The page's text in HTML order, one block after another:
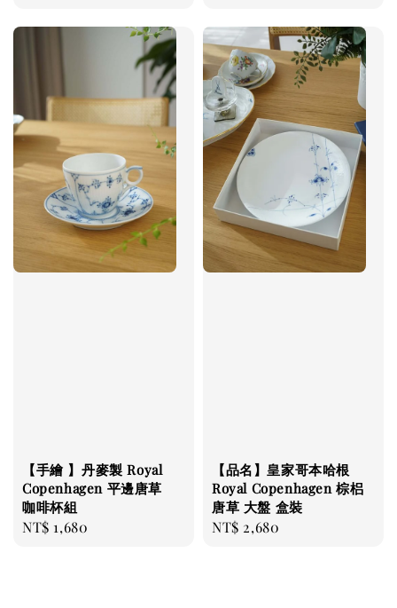
【手繪 】丹麥製 Royal
Copenhagen 平邊唐草
咖啡杯組
Regular
NT$ 1,680
【品名】皇家哥本哈根
Royal Copenhagen 棕梠
唐草 大盤 盒裝
Regular
NT$ 2,680